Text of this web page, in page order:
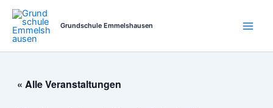
Zum
Inhalt
springen
Grundschule Emmelshausen
« Alle Veranstaltungen